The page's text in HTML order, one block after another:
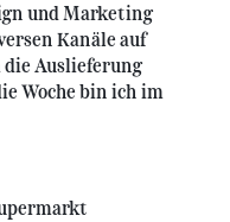
und Marketing
Kanäle auf
die Auslieferung
Woche bin ich im